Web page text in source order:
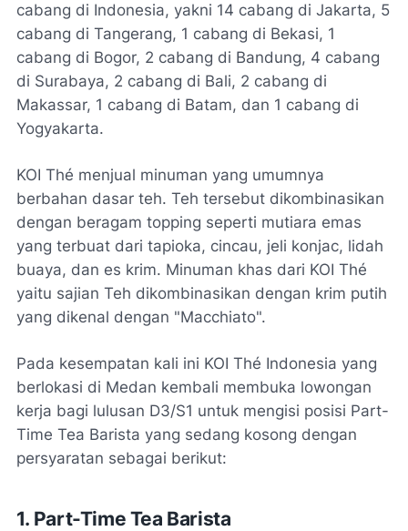
cabang di Indonesia, yakni 14 cabang di Jakarta, 5
cabang di Tangerang, 1 cabang di Bekasi, 1
cabang di Bogor, 2 cabang di Bandung, 4 cabang
di Surabaya, 2 cabang di Bali, 2 cabang di
Makassar, 1 cabang di Batam, dan 1 cabang di
Yogyakarta.
KOI Thé menjual minuman yang umumnya
berbahan dasar teh. Teh tersebut dikombinasikan
dengan beragam topping seperti mutiara emas
yang terbuat dari tapioka, cincau, jeli konjac, lidah
buaya, dan es krim. Minuman khas dari KOI Thé
yaitu sajian Teh dikombinasikan dengan krim putih
yang dikenal dengan "Macchiato".
Pada kesempatan kali ini KOI Thé Indonesia yang
berlokasi di Medan kembali membuka lowongan
kerja bagi lulusan D3/S1 untuk mengisi posisi Part-
Time Tea Barista yang sedang kosong dengan
persyaratan sebagai berikut:
1. Part-Time Tea Barista